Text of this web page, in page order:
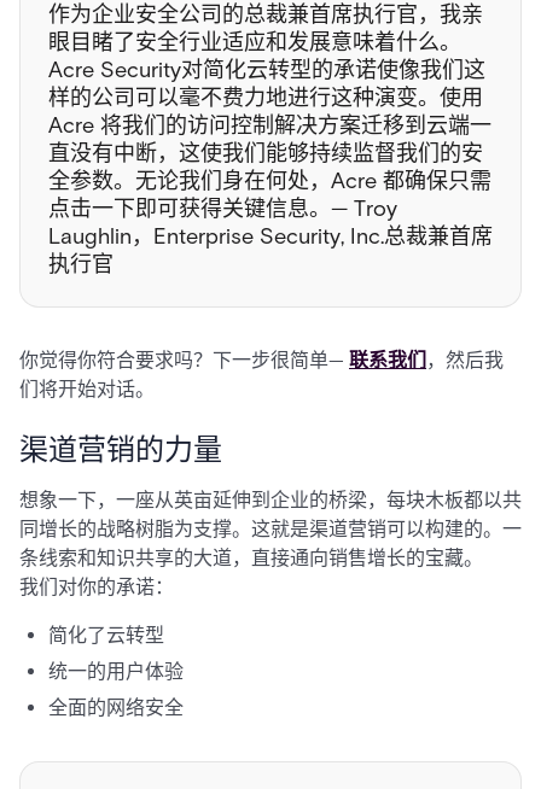
作为企业安全公司的总裁兼首席执行官，我亲
眼目睹了安全行业适应和发展意味着什么。
Acre Security对简化云转型的承诺使像我们这
样的公司可以毫不费力地进行这种演变。使用
Acre 将我们的访问控制解决方案迁移到云端一
直没有中断，这使我们能够持续监督我们的安
全参数。无论我们身在何处，Acre 都确保只需
点击一下即可获得关键信息。— Troy
Laughlin，Enterprise Security, Inc.总裁兼首席
执行官
你觉得你符合要求吗？下一步很简单— 联系我们 ，然后我
们将开始对话。
渠道营销的力量
想象一下，一座从英亩延伸到企业的桥梁，每块木板都以共
同增长的战略树脂为支撑。这就是渠道营销可以构建的。一
条线索和知识共享的大道，直接通向销售增长的宝藏。
我们对你的承诺：
简化了云转型
统一的用户体验
全面的网络安全